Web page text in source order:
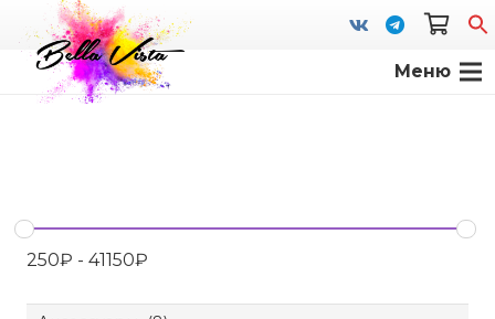
Меню
250₽ - 41150₽